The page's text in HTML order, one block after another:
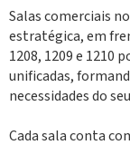
Salas comerciais
estratégica, em
1208, 1209 e 1210
unificadas,
necessidades do
Cada sala conta